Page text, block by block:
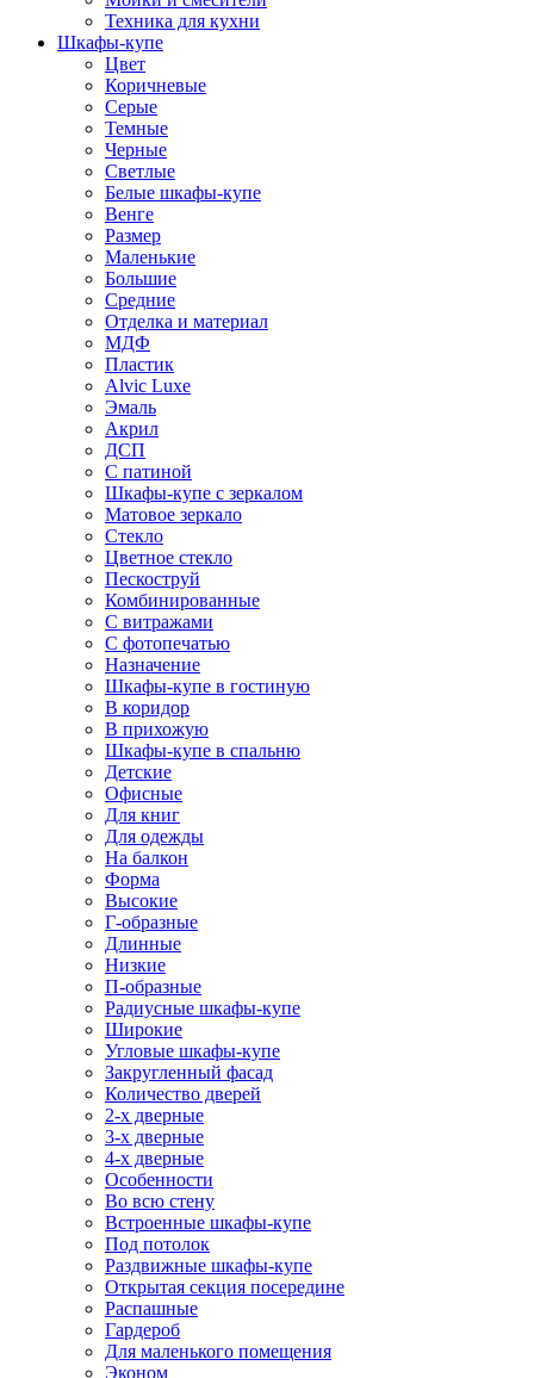
Техника для кухни
Шкафы-купе
Цвет
Коричневые
Серые
Темные
Черные
Светлые
Белые шкафы-купе
Венге
Размер
Маленькие
Большие
Средние
Отделка и материал
МДФ
Пластик
Alvic Luxe
Эмаль
Акрил
ДСП
С патиной
Шкафы-купе с зеркалом
Матовое зеркало
Стекло
Цветное стекло
Пескоструй
Комбинированные
С витражами
С фотопечатью
Назначение
Шкафы-купе в гостиную
В коридор
В прихожую
Шкафы-купе в спальню
Детские
Офисные
Для книг
Для одежды
На балкон
Форма
Высокие
Г-образные
Длинные
Низкие
П-образные
Радиусные шкафы-купе
Широкие
Угловые шкафы-купе
Закругленный фасад
Количество дверей
2-х дверные
3-х дверные
4-х дверные
Особенности
Во всю стену
Встроенные шкафы-купе
Под потолок
Раздвижные шкафы-купе
Открытая секция посередине
Распашные
Гардероб
Для маленького помещения
Эконом